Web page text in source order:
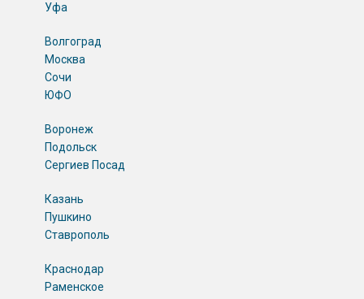
Уфа
Волгоград
Москва
Сочи
ЮФО
Воронеж
Подольск
Сергиев Посад
Казань
Пушкино
Ставрополь
Краснодар
Раменское